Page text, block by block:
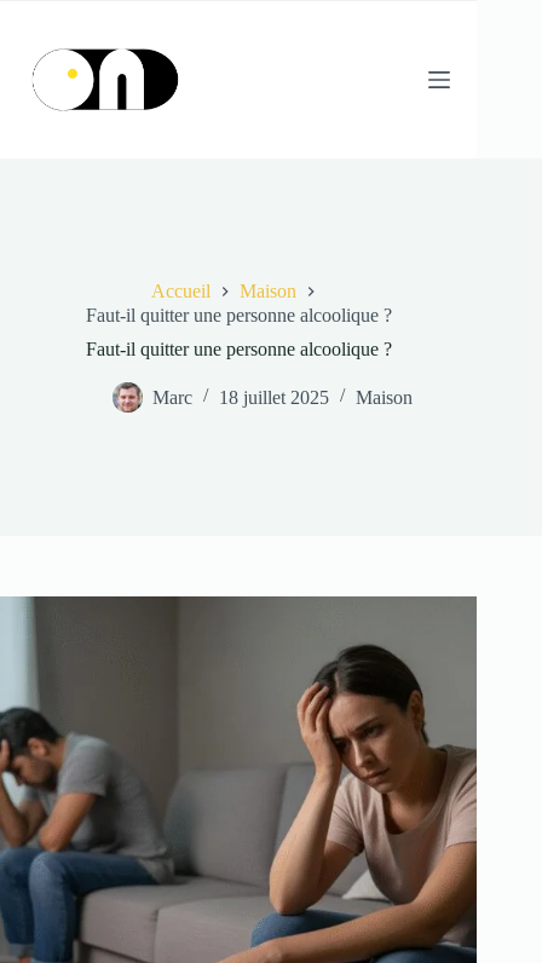
contenu
Accueil
Maison
Faut-il quitter une personne alcoolique ?
Faut-il quitter une personne alcoolique ?
Marc 18 juillet 2025 Maison